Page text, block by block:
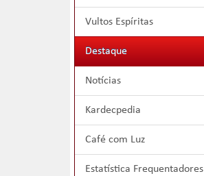
Vultos Espíritas
Destaque
Notícias
Kardecpedia
Café com Luz
Estatística Frequentadores